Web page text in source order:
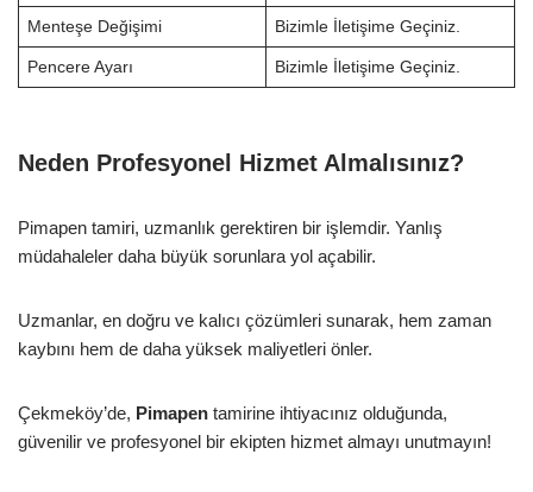
Menteşe Değişimi Bizimle İletişime Geçiniz.
Pencere Ayarı Bizimle İletişime Geçiniz.
Neden Profesyonel Hizmet Almalısınız?
Pimapen tamiri, uzmanlık gerektiren bir işlemdir. Yanlış
müdahaleler daha büyük sorunlara yol açabilir.
Uzmanlar, en doğru ve kalıcı çözümleri sunarak, hem zaman
kaybını hem de daha yüksek maliyetleri önler.
Çekmeköy’de, Pimapen tamirine ihtiyacınız olduğunda,
güvenilir ve profesyonel bir ekipten hizmet almayı unutmayın!